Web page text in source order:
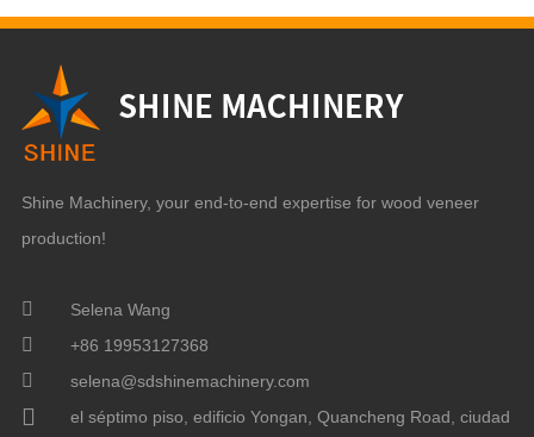
Shine Machinery, your end-to-end expertise for wood veneer
production!
Selena Wang
+86 19953127368
selena@sdshinemachinery.com
el séptimo piso, edificio Yongan, Quancheng Road, ciudad